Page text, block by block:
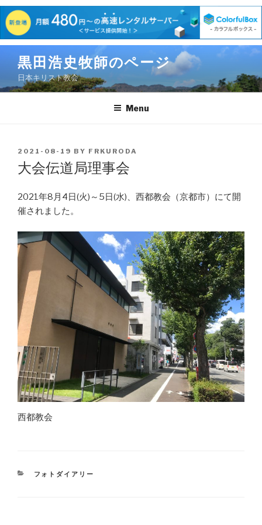
content
黒田浩史牧師のページ
日本キリスト教会
Menu
POSTED
ON
2021-08-19 BY FRKURODA
大会伝道局理事会
2021年8月4日(火)～5日(水)、西都教会（京都市）にて開
催されました。
西都教会
CATEGORIES
フォトダイアリー